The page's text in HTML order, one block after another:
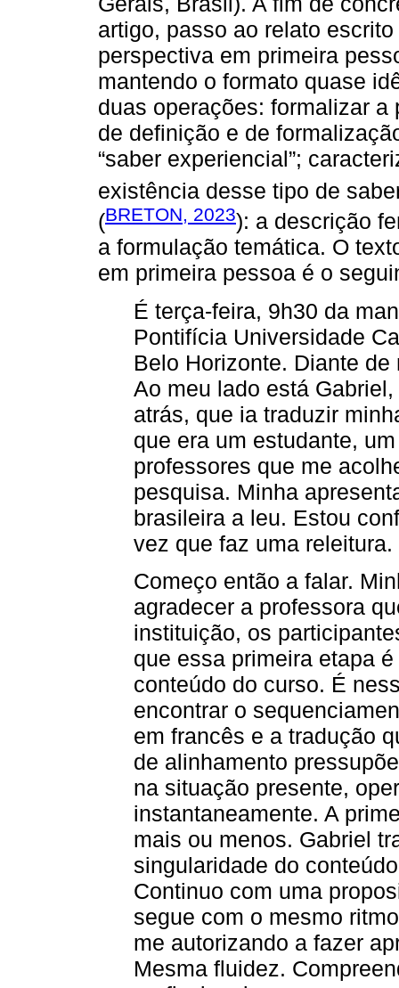
artigo, passo ao relato
perspectiva em primeira
mantendo o formato quase
duas operações: formalizar
de definição e de
“saber experiencial”;
existência desse tipo de
(BRETON, 2023): a descrição
a formulação temática. O
em primeira pessoa é o
É terça-feira, 9h30 da
Pontifícia Universidade
Belo Horizonte. Diante
Ao meu lado está
atrás, que ia traduzir
que era um estudante,
professores que me
pesquisa. Minha
brasileira a leu. Estou
vez que faz uma releitura.
Começo então a falar.
agradecer a professora
instituição, os
que essa primeira etapa
conteúdo do curso. É
encontrar o
em francês e a tradução
de alinhamento
na situação presente,
instantaneamente. A
mais ou menos. Gabriel
singularidade do
Continuo com uma
segue com o mesmo
me autorizando a fazer
Mesma fluidez.